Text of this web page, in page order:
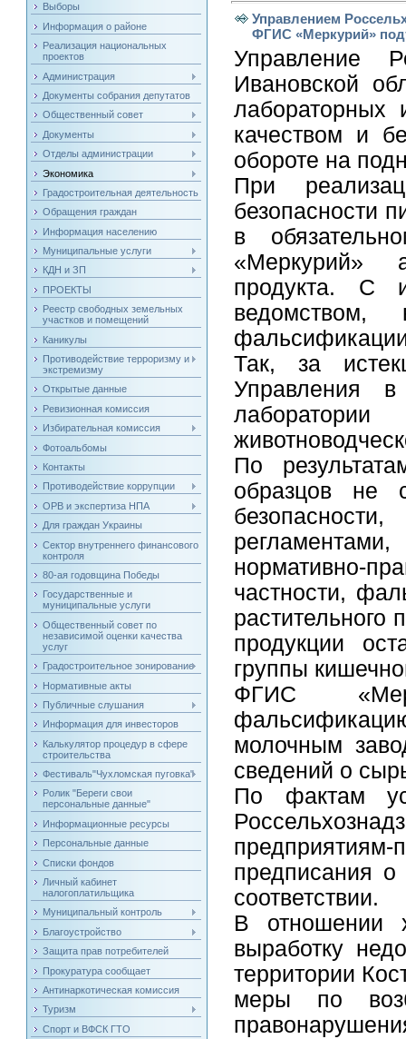
Выборы
Информация о районе
Реализация национальных
проектов
Администрация
Документы собрания депутатов
Общественный совет
Документы
Отделы администрации
Экономика
Градостроительная деятельность
Обращения граждан
Информация населению
Муниципальные услуги
КДН и ЗП
ПРОЕКТЫ
Реестр свободных земельных
участков и помещений
Каникулы
Противодействие терроризму и
экстремизму
Открытые данные
Ревизионная комиссия
Избирательная комиссия
Фотоальбомы
Контакты
Противодействие коррупции
ОРВ и экспертиза НПА
Для граждан Украины
Сектор внутреннего финансового
контроля
80-ая годовщина Победы
Государственные и
муниципальные услуги
Общественный совет по
независимой оценки качества
услуг
Градостроительное зонирование
Нормативные акты
Публичные слушания
Информация для инвесторов
Калькулятор процедур в сфере
строительства
Фестиваль"Чухломская пуговка"
Ролик "Береги свои
персональные данные"
Информационные ресурсы
Персональные данные
Списки фондов
Личный кабинет
налогоплатильщика
Муниципальный контроль
Благоустройство
Защита прав потребителей
Прокуратура сообщает
Антинаркотическая комиссия
Туризм
Спорт и ВФСК ГТО
Управлением
ФГИС «Меркурий»
Управление
Ивановской
лабораторных
качеством и
обороте на
При
безопасности
в
«Меркурий»
продукта. С
ведомством,
Так, за
Управления в
По
образцов не
нормативно-
частности,
растительного
продукции
группы
ФГИС
молочным
сведений о
По фактам
предписания
соответствии.
В отношении
выработку
территории
меры по